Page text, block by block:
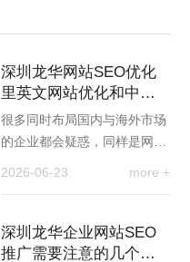
深圳龙华网站SEO优化
里英文网站优化和中文
网站优化有什么差异
很多同时布局国内与海外市场
的企业都会疑惑，同样是网站
2026-06-23 more +
深圳龙华企业网站SEO
推广需要注意的几个细